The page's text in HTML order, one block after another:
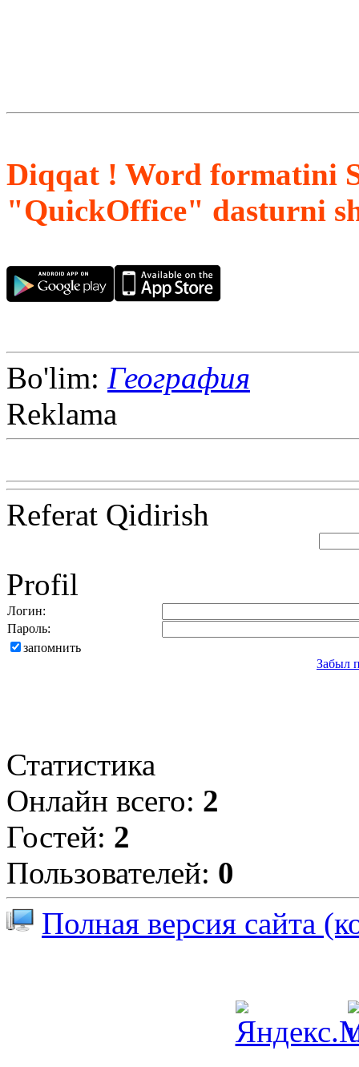
Diqqat ! Word formatini
"QuickOffice" dasturni
Bo'lim: География
Reklama
Referat Qidirish
Profil
Логин:
Пароль:
запомнить
Забыл
Статистика
Онлайн всего: 2
Гостей: 2
Пользователей: 0
Полная версия сайта